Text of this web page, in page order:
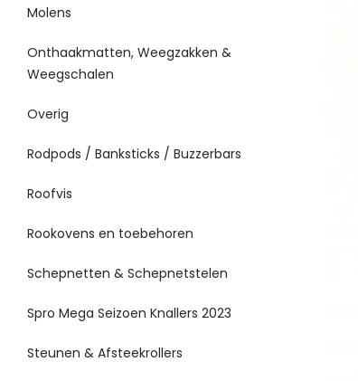
Molens
Onthaakmatten, Weegzakken &
Weegschalen
Overig
Rodpods / Banksticks / Buzzerbars
Roofvis
Rookovens en toebehoren
Schepnetten & Schepnetstelen
Spro Mega Seizoen Knallers 2023
Steunen & Afsteekrollers